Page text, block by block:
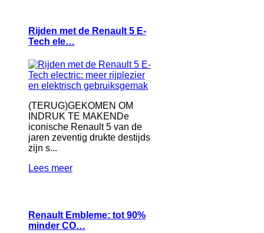
Rijden met de Renault 5 E-
Tech ele…
(TERUG)GEKOMEN OM
INDRUK TE MAKENDe
iconische Renault 5 van de
jaren zeventig drukte destijds
zijn s...
Lees meer
Renault Embleme: tot 90%
minder CO…